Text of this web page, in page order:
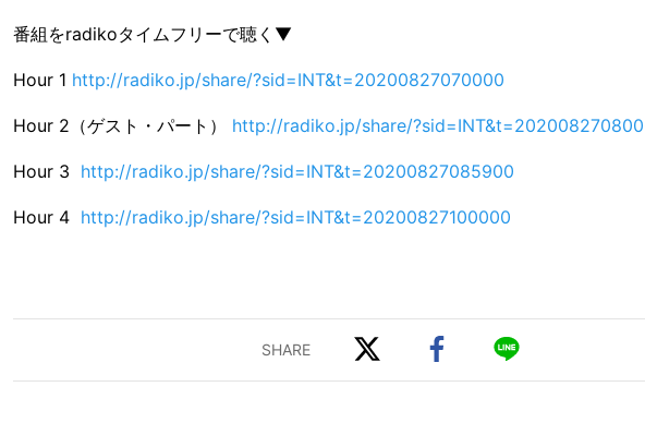
番組をradikoタイムフリーで聴く▼
Hour 1 http://radiko.jp/share/?sid=INT&t=20200827070000
Hour 2（ゲスト・パート） http://radiko.jp/share/
Hour 3 http://radiko.jp/share/?sid=INT&t=20200827085900
Hour 4 http://radiko.jp/share/?sid=INT&t=20200827100000